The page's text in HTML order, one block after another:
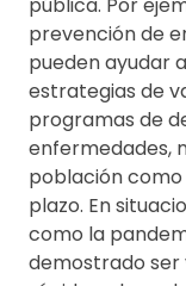
prevención de
pueden ayudar
estrategias de
programas de
enfermedades,
población
plazo. En
como la
demostrado ser